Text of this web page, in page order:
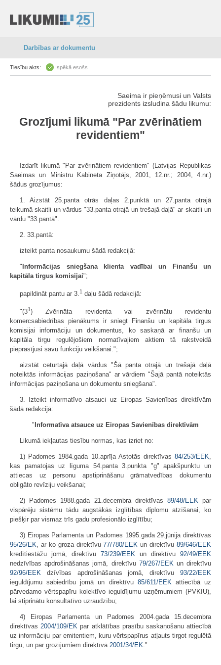
Darbības ar dokumentu
Tiesību akts: spēkā esošs
Saeima ir pieņēmusi un Valsts
prezidents izsludina šādu likumu:
Grozījumi likumā "Par zvērinātiem
revidentiem"
Izdarīt likumā "Par zvērinātiem revidentiem" (Latvijas Republikas
Saeimas un Ministru Kabineta Ziņotājs, 2001, 12.nr.; 2004, 4.nr.)
šādus grozījumus:
1. Aizstāt 25.panta otrās daļas 2.punktā un 27.panta otrajā
teikumā skaitli un vārdus "33.panta otrajā un trešajā daļā" ar skaitli un
vārdu "33.pantā".
2. 33.pantā:
izteikt panta nosaukumu šādā redakcijā:
" Informācijas sniegšana klienta vadībai un Finanšu un
kapitāla tirgus komisijai";
papildināt pantu ar 3.1 daļu šādā redakcijā:
"(31) Zvērināta revidenta vai zvērinātu revidentu
komercsabiedrības pienākums ir sniegt Finanšu un kapitāla tirgus
komisijai informāciju un dokumentus, ko saskaņā ar finanšu un
kapitāla tirgu regulējošiem normatīvajiem aktiem tā rakstveidā
pieprasījusi savu funkciju veikšanai.";
aizstāt ceturtajā daļā vārdus "Šā panta otrajā un trešajā daļā
noteiktās informācijas paziņošana" ar vārdiem "Šajā pantā noteiktās
informācijas paziņošana un dokumentu sniegšana".
3. Izteikt informatīvo atsauci uz Eiropas Savienības direktīvām
šādā redakcijā:
" Informatīva atsauce uz Eiropas Savienības direktīvām
Likumā iekļautas tiesību normas, kas izriet no:
1) Padomes 1984.gada 10.aprīļa Astotās direktīvas 84/253/EEK,
kas pamatojas uz līguma 54.panta 3.punkta "g" apakšpunktu un
attiecas uz personu apstiprināšanu grāmatvedības dokumentu
obligāto revīziju veikšanai;
2) Padomes 1988.gada 21.decembra direktīvas 89/48/EEKpar
vispārēju sistēmu tādu augstākās izglītības diplomu atzīšanai, ko
piešķir par vismaz trīs gadu profesionālo izglītību;
3) Eiropas Parlamenta un Padomes 1995.gada 29.jūnija direktīvas
95/26/EK, ar ko groza direktīvu77/780/EEK un direktīvu 89/646/EEK
kredītiestāžu jomā, direktīvu 73/239/EEK un direktīvu 92/49/EEK
nedzīvības apdrošināšanas jomā, direktīvu 79/267/EEKun direktīvu
92/96/EEK dzīvības apdrošināšanas jomā, direktīvu 93/22/EEK
ieguldījumu sabiedrību jomā un direktīvu 85/611/EEKattiecībā uz
pārvedamo vērtspapīru kolektīvo ieguldījumu uzņēmumiem (PVKIU),
lai stiprinātu konsultatīvo uzraudzību;
4) Eiropas Parlamenta un Padomes 2004.gada 15.decembra
direktīvas2004/109/EK par atklātības prasību saskaņošanu attiecībā
uz informāciju par emitentiem, kuru vērtspapīrus atļauts tirgot regulētā
tirgū, un par grozījumiem direktīvā 2001/34/EK."